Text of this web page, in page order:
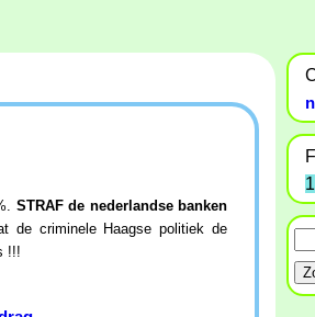
STRAF de nederlandse banken
de criminele Haagse politiek de
!!!
1